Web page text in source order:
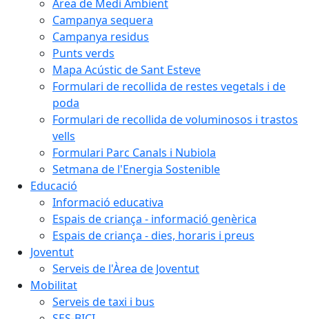
Àrea de Medi Ambient
Campanya sequera
Campanya residus
Punts verds
Mapa Acústic de Sant Esteve
Formulari de recollida de restes vegetals i de
poda
Formulari de recollida de voluminosos i trastos
vells
Formulari Parc Canals i Nubiola
Setmana de l'Energia Sostenible
Educació
Informació educativa
Espais de criança - informació genèrica
Espais de criança - dies, horaris i preus
Joventut
Serveis de l'Àrea de Joventut
Mobilitat
Serveis de taxi i bus